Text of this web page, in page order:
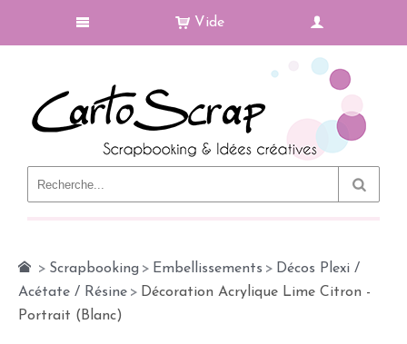
Vide
> Scrapbooking > Embellissements > Décos Plexi /
Acétate / Résine > Décoration Acrylique Lime Citron -
Portrait (Blanc)